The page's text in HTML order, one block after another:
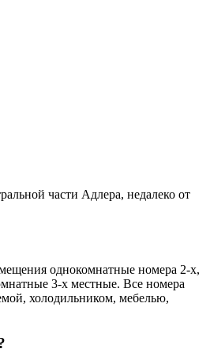
части Адлера, недалеко от
однокомнатные номера 2-х,
3-х местные. Все номера
холодильником, мебелью,